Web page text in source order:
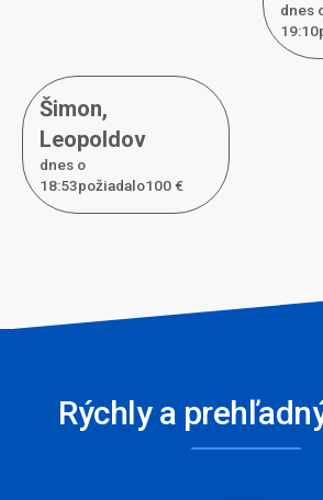
dnes
Šimon,
Leopoldov
dnes o
18:53požiadalo100 €
Rýchly a